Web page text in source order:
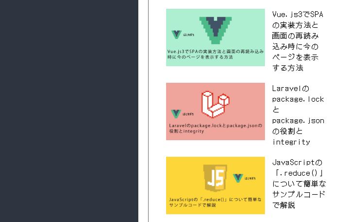
Vue.js3でSPA
の実装方法と
画面の再読み
込み時に今の
ページを表示
する方法
Laravelの
package.lock
と
package.json
の役割と
integrity
JavaScriptの
「.reduce()」
について簡単な
サンプルコード
で解説